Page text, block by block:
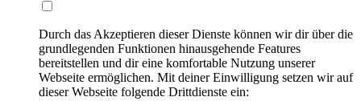
Durch das Akzeptieren dieser Dienste können wir dir über die
grundlegenden Funktionen hinausgehende Features
bereitstellen und dir eine komfortable Nutzung unserer
Webseite ermöglichen. Mit deiner Einwilligung setzen wir auf
dieser Webseite folgende Drittdienste ein: